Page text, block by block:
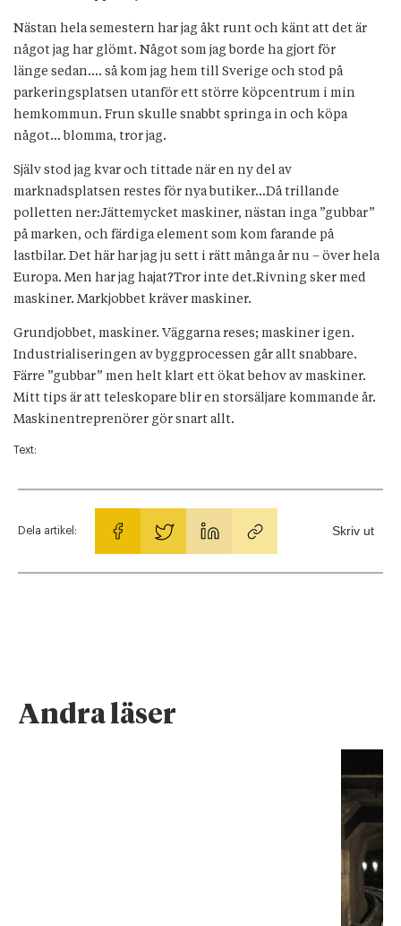
Nästan hela semestern har jag åkt runt och känt att det är
något jag har glömt. Något som jag borde ha gjort för
länge sedan.… så kom jag hem till Sverige och stod på
parkeringsplatsen utanför ett större köpcentrum i min
hemkommun. Frun skulle snabbt springa in och köpa
något… blomma, tror jag.
Själv stod jag kvar och tittade när en ny del av
marknadsplatsen restes för nya butiker…Då trillande
polletten ner:Jättemycket maskiner, nästan inga ”gubbar”
på marken, och färdiga element som kom farande på
lastbilar. Det här har jag ju sett i rätt många år nu – över hela
Europa. Men har jag hajat?Tror inte det.Rivning sker med
maskiner. Markjobbet kräver maskiner.
Grundjobbet, maskiner. Väggarna reses; maskiner igen.
Industrialiseringen av byggprocessen går allt snabbare.
Färre ”gubbar” men helt klart ett ökat behov av maskiner.
Mitt tips är att teleskopare blir en storsäljare kommande år.
Maskinentreprenörer gör snart allt.
Text:
Dela artikel: Skriv ut
Andra läser